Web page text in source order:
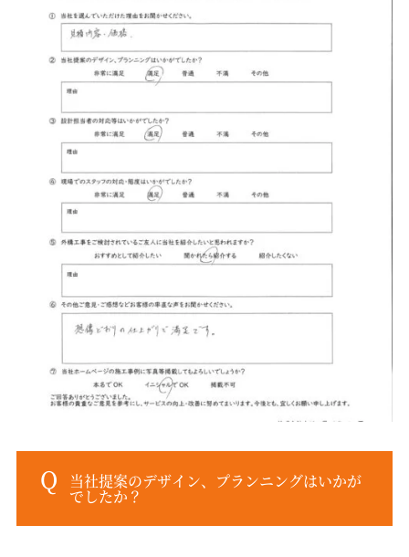
当社提案のデザイン、プランニングはいかが
でしたか？